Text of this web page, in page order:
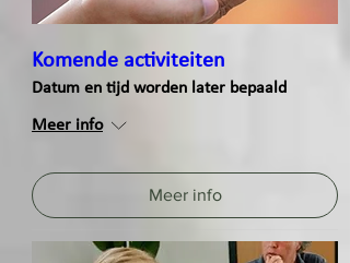
Komende activiteiten
Datum en tijd worden later bepaald
Meer info
Meer info